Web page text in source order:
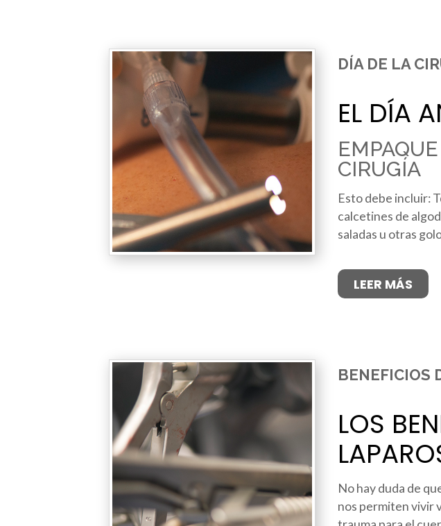
DÍA DE LA
EL DÍA
CIRUGÍA
Esto debe incluir:
calcetines de
saladas u otras
LEER MÁS
BENEFICIOS
LOS
No hay duda de
nos permiten vivir